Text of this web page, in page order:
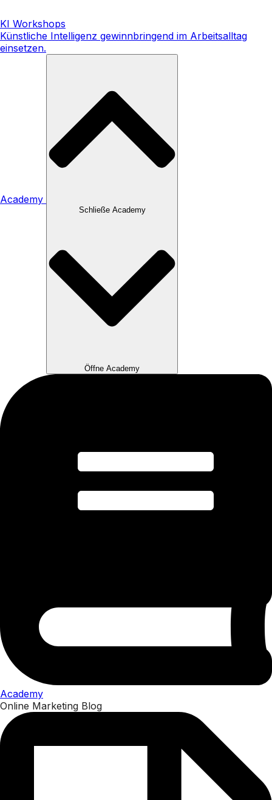
KI Workshops
Künstliche Intelligenz gewinnbringend im Arbeitsalltag
einsetzen.
Academy
Schließe Academy
Öffne Academy
Academy
Online Marketing Blog